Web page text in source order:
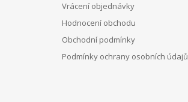
Vrácení objednávky
Hodnocení obchodu
Obchodní podmínky
Podmínky ochrany osobních údajů